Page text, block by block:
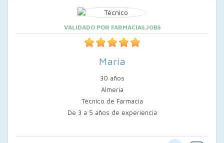
VALIDADO POR FARMACIAS.JOBS
María
30 años
Almería
Técnico de Farmacia
De 3 a 5 años de experiencia